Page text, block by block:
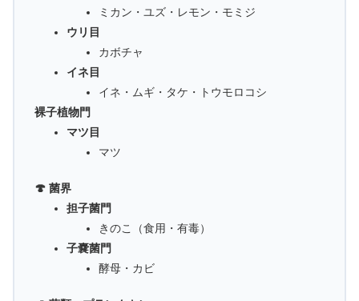
ミカン・ユズ・レモン・モミジ
ウリ目
カボチャ
イネ目
イネ・ムギ・タケ・トウモロコシ
裸子植物門
マツ目
マツ
🍄 菌界
担子菌門
きのこ（食用・有毒）
子嚢菌門
酵母・カビ